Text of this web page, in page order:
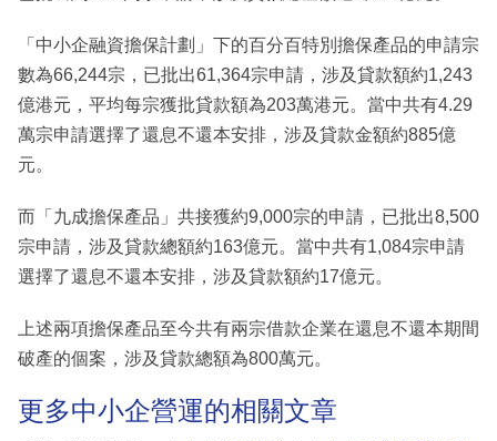
「中小企融資擔保計劃」下的百分百特別擔保產品的申請宗
數為66,244宗，已批出61,364宗申請，涉及貸款額約1,243
億港元，平均每宗獲批貸款額為203萬港元。當中共有4.29
萬宗申請選擇了還息不還本安排，涉及貸款金額約885億
元。
而「九成擔保產品」共接獲約9,000宗的申請，已批出8,500
宗申請，涉及貸款總額約163億元。當中共有1,084宗申請
選擇了還息不還本安排，涉及貸款額約17億元。
上述兩項擔保產品至今共有兩宗借款企業在還息不還本期間
破產的個案，涉及貸款總額為800萬元。
更多中小企營運的相關文章